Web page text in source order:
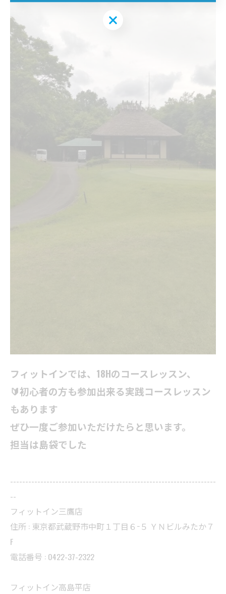
フィットインでは、18Hのコースレッスン、
🔰初心者の方も参加出来る実践コースレッスン
もあります
ぜひ一度ご参加いただけたらと思います。
担当は島袋でした
--------------------------------------------------------------------
--
フィットイン三鷹店
住所 : 東京都武蔵野市中町１丁目６−５ ＹＮビルみたか７
F
電話番号 : 0422-37-2322
フィットイン高島平店
お問い合わせはこちら